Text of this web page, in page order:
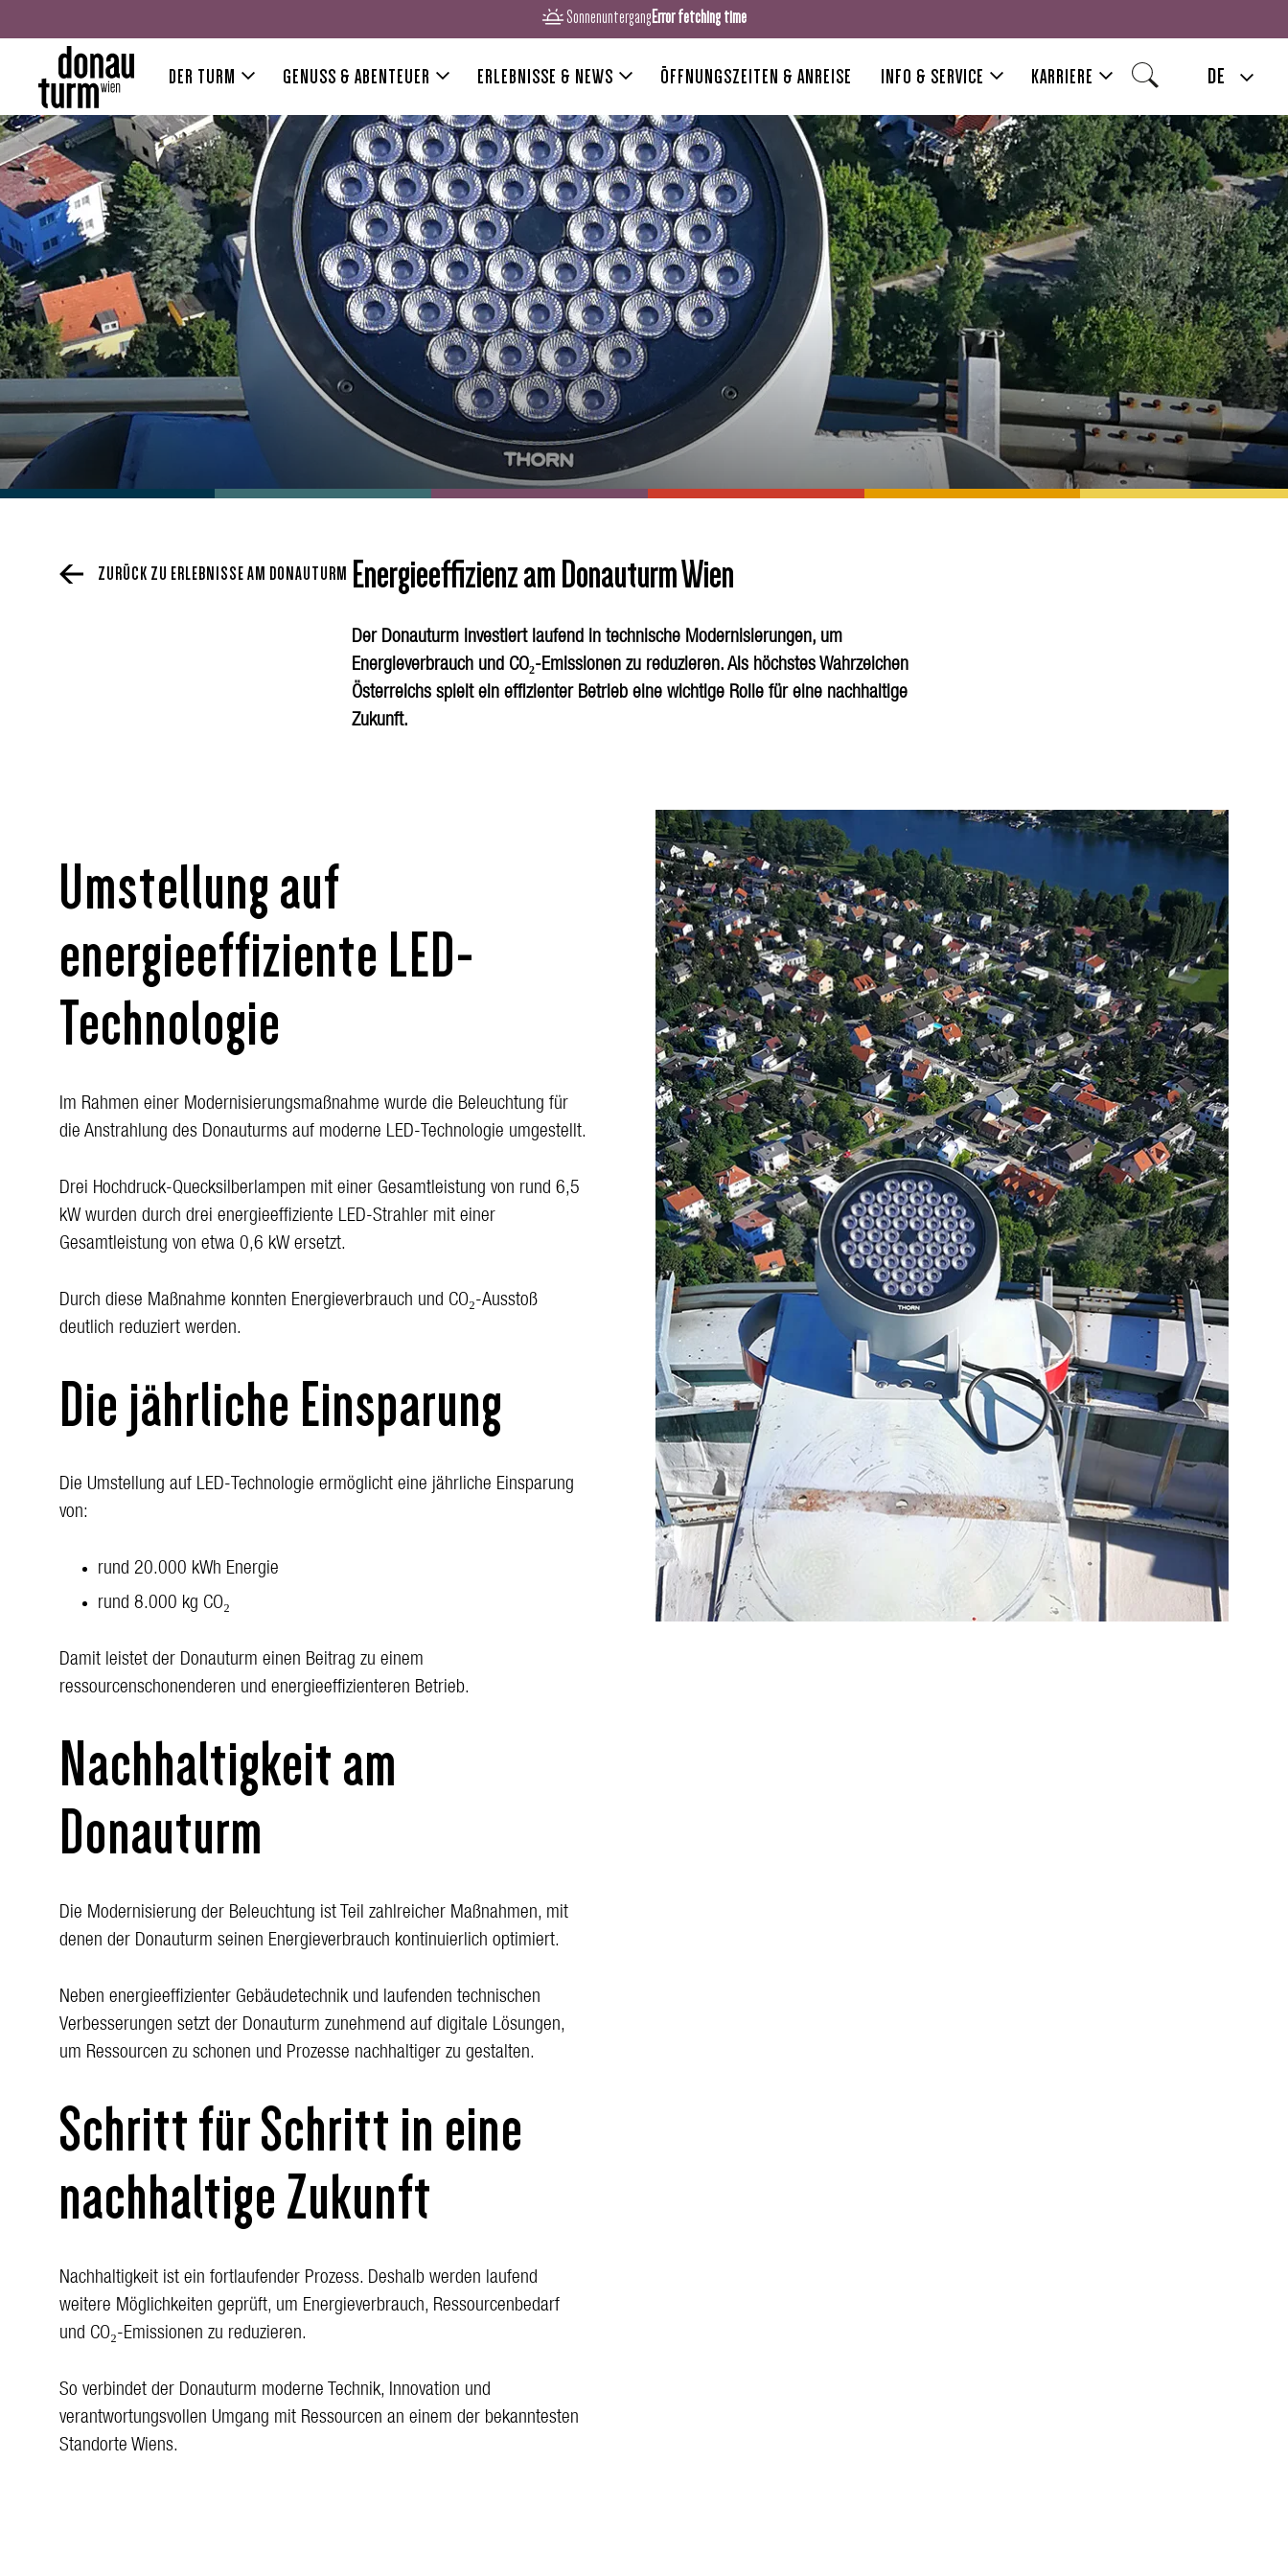
SonnenuntergangError fetching time
DER TURM GENUSS & ABENTEUER ERLEBNISSE & NEWS ÖFFNUNGSZEITEN & ANREISE INFO & SERVICE KARRIERE DE
ZURÜCK ZU ERLEBNISSE AM DONAUTURM Energieeffizienz am Donauturm Wien
Der Donauturm investiert laufend in technische Modernisierungen, um
Energieverbrauch und CO₂-Emissionen zu reduzieren. Als höchstes Wahrzeichen
Österreichs spielt ein effizienter Betrieb eine wichtige Rolle für eine nachhaltige
Zukunft.
Umstellung auf
energieeffiziente LED-
Technologie
Im Rahmen einer Modernisierungsmaßnahme wurde die Beleuchtung für
die Anstrahlung des Donauturms auf moderne LED-Technologie umgestellt.
Drei Hochdruck-Quecksilberlampen mit einer Gesamtleistung von rund 6,5
kW wurden durch drei energieeffiziente LED-Strahler mit einer
Gesamtleistung von etwa 0,6 kW ersetzt.
Durch diese Maßnahme konnten Energieverbrauch und CO₂-Ausstoß
deutlich reduziert werden.
Die jährliche Einsparung
Die Umstellung auf LED-Technologie ermöglicht eine jährliche Einsparung
von:
rund 20.000 kWh Energie
rund 8.000 kg CO₂
Damit leistet der Donauturm einen Beitrag zu einem
ressourcenschonenderen und energieeffizienteren Betrieb.
Nachhaltigkeit am
Donauturm
Die Modernisierung der Beleuchtung ist Teil zahlreicher Maßnahmen, mit
denen der Donauturm seinen Energieverbrauch kontinuierlich optimiert.
Neben energieeffizienter Gebäudetechnik und laufenden technischen
Verbesserungen setzt der Donauturm zunehmend auf digitale Lösungen,
um Ressourcen zu schonen und Prozesse nachhaltiger zu gestalten.
Schritt für Schritt in eine
nachhaltige Zukunft
Nachhaltigkeit ist ein fortlaufender Prozess. Deshalb werden laufend
weitere Möglichkeiten geprüft, um Energieverbrauch, Ressourcenbedarf
und CO₂-Emissionen zu reduzieren.
So verbindet der Donauturm moderne Technik, Innovation und
verantwortungsvollen Umgang mit Ressourcen an einem der bekanntesten
Standorte Wiens.